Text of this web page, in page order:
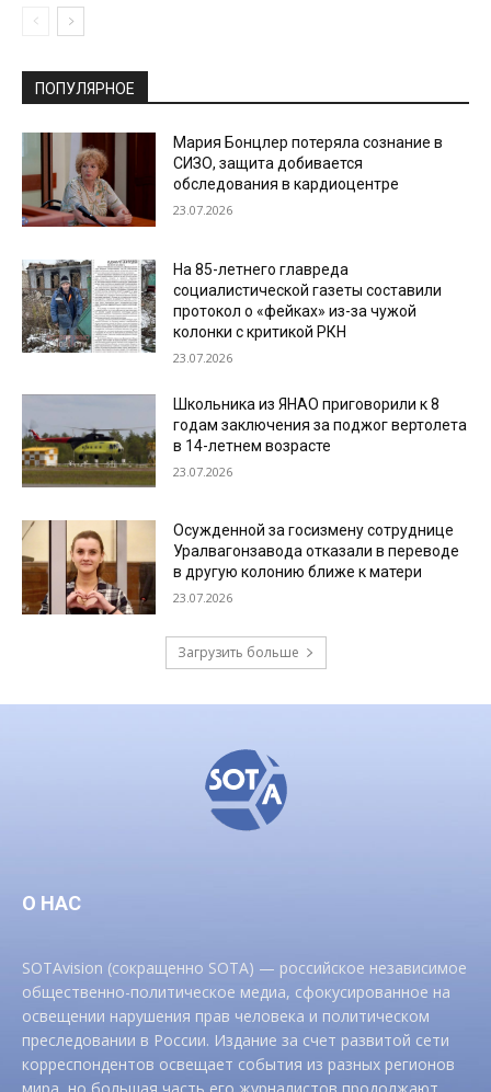
ПОПУЛЯРНОЕ
Мария Бонцлер потеряла сознание в
СИЗО, защита добивается
обследования в кардиоцентре
23.07.2026
На 85-летнего главреда
социалистической газеты составили
протокол о «фейках» из-за чужой
колонки с критикой РКН
23.07.2026
Школьника из ЯНАО приговорили к 8
годам заключения за поджог вертолета
в 14-летнем возрасте
23.07.2026
Осужденной за госизмену сотруднице
Уралвагонзавода отказали в переводе
в другую колонию ближе к матери
23.07.2026
Загрузить больше
О НАС
SOTAvision (сокращенно SOTA) — российское независимое
общественно-политическое медиа, сфокусированное на
освещении нарушения прав человека и политическом
преследовании в России. Издание за счет развитой сети
корреспондентов освещает события из разных регионов